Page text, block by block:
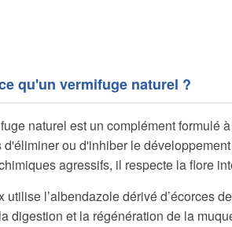
qu'un vermifuge naturel ?
naturel est un complément formulé
d'éliminer ou d'inhiber le
agressifs, il respecte la flore
utilise l’albendazole dérivé d’écorces
digestion et la régénération de la